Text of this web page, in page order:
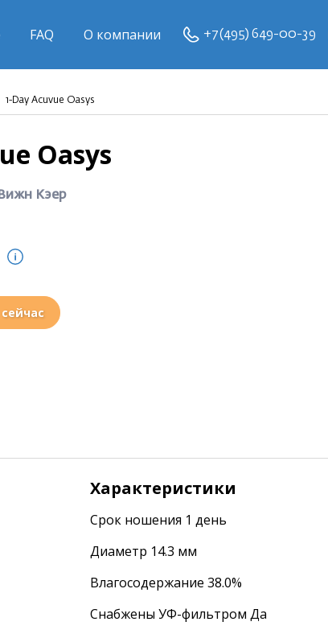
FAQ О компании +7 (495) 649-00-39
1-Day Acuvue Oasys
Oasys
Кэер
Характеристики
Срок ношения 1 день
Диаметр 14.3 мм
Влагосодержание 38.0%
Снабжены УФ-фильтром Да